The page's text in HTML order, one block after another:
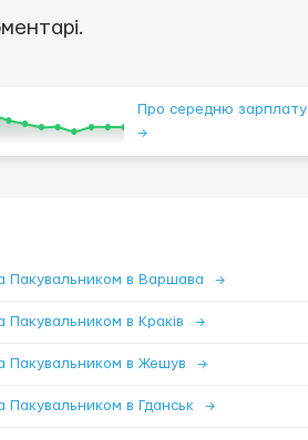
Про середню зарплату
→
Пакувальником в Варшава →
Пакувальником в Краків →
Пакувальником в Жешув →
Пакувальником в Гданськ →